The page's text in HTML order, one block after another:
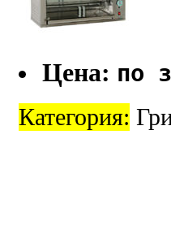
Цена: по
Категория: